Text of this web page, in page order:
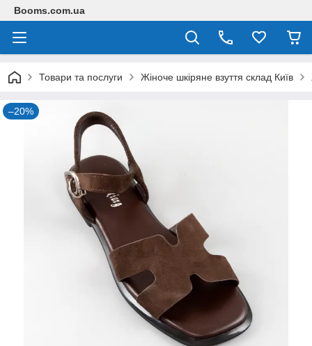
Booms.com.ua
Товари та послуги Жіноче шкіряне взуття склад Київ
–20%